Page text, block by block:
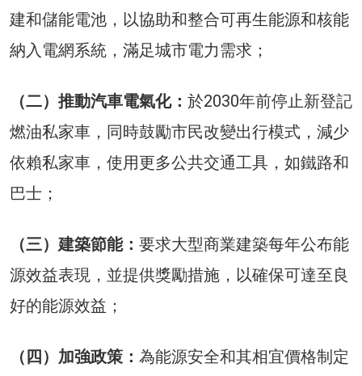
建和儲能電池，以協助和整合可再生能源和核能
納入電網系統，滿足城市電力需求；
（二）推動汽車電氣化： 於2030年前停止新登記
燃油私家車，同時鼓勵市民改變出行模式，減少
依賴私家車，使用更多公共交通工具，如鐵路和
巴士；
（三）建築節能： 要求大型商業建築每年公布能
源效益表現，並提供獎勵措施，以確保可達至良
好的能源效益；
（四）加強政策： 為能源安全和其相宜價格制定